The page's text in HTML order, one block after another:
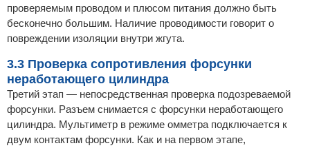
проверяемым проводом и плюсом питания должно быть
бесконечно большим. Наличие проводимости говорит о
повреждении изоляции внутри жгута.
3.3 Проверка сопротивления форсунки
неработающего цилиндра
Третий этап — непосредственная проверка подозреваемой
форсунки. Разъем снимается с форсунки неработающего
цилиндра. Мультиметр в режиме омметра подключается к
двум контактам форсунки. Как и на первом этапе,